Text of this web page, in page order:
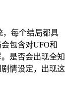
，每个结局都具
包含对UFO和
是否会出现全知
情设定，出现这